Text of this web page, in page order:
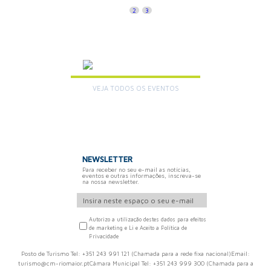
2 3
VEJA TODOS OS EVENTOS
NEWSLETTER
Para receber no seu e-mail as notícias,
eventos e outras informações, inscreva-se
na nossa newsletter.
Autorizo a utilização destes dados para efeitos
de marketing e Li e Aceito a Política de
Privacidade
Posto de Turismo Tel: +351 243 991 121 (Chamada para a rede fixa nacional)Email:
turismo@cm-riomaior.ptCâmara Municipal Tel: +351 243 999 300 (Chamada para a